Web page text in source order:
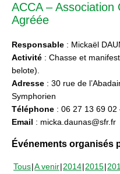
ACCA – Association
Agréée
Responsable : Mickaël
Activité : Chasse et
belote).
Adresse : 30 rue de
Symphorien
Téléphone : 06 27 13 69 02
Email : micka.daunas@sfr.fr
Événements organisés
Tous A venir 2014 2015